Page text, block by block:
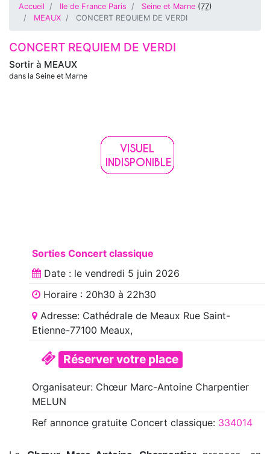
Accueil Ile de France Paris Seine et Marne (77)
MEAUX
CONCERT REQUIEM DE VERDI
Sortir à MEAUX
dans la Seine et Marne
CONCERT REQUIEM DE VERDI
Sorties Concert classique
Date : le vendredi 5 juin 2026
Horaire : 20h30 à 22h30
Adresse: Cathédrale de Meaux Rue Saint-
Etienne-77100 Meaux,
Réserver votre place
Organisateur: Chœur Marc-Antoine Charpentier
MELUN
Ref annoncegratuite Concert classique: 334014